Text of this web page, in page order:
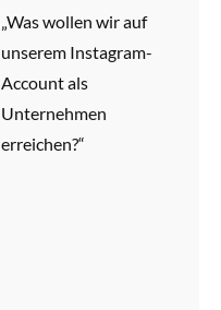
„Was wollen wir auf
unserem Instagram-
Account als
Unternehmen
erreichen?“